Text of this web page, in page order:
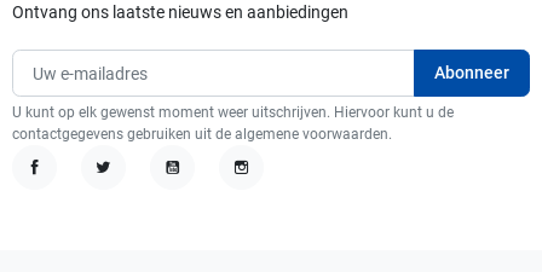
Ontvang ons laatste nieuws en aanbiedingen
U kunt op elk gewenst moment weer uitschrijven. Hiervoor kunt u de
contactgegevens gebruiken uit de algemene voorwaarden.